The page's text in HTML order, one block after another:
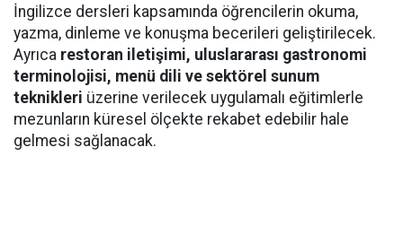
İngilizce dersleri kapsamında öğrencilerin okuma,
yazma, dinleme ve konuşma becerileri geliştirilecek.
Ayrıca restoran iletişimi, uluslararası gastronomi
terminolojisi, menü dili ve sektörel sunum
teknikleri üzerine verilecek uygulamalı eğitimlerle
mezunların küresel ölçekte rekabet edebilir hale
gelmesi sağlanacak.